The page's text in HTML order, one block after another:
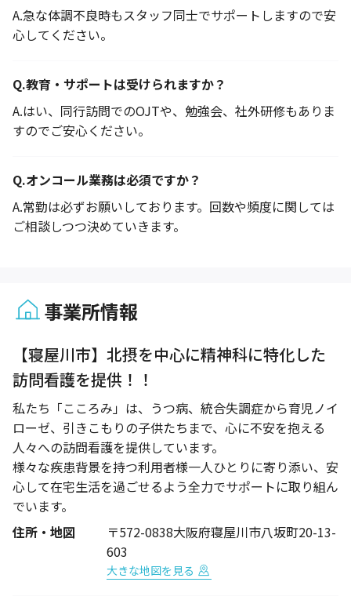
A.急な体調不良時もスタッフ同士でサポートしますので安
心してください。
Q.教育・サポートは受けられますか？
A.はい、同行訪問でのOJTや、勉強会、社外研修もありま
すのでご安心ください。
Q.オンコール業務は必須ですか？
A.常勤は必ずお願いしております。回数や頻度に関しては
ご相談しつつ決めていきます。
事業所情報
【寝屋川市】北摂を中心に精神科に特化した
訪問看護を提供！！
私たち「こころみ」は、うつ病、統合失調症から育児ノイ
ローゼ、引きこもりの子供たちまで、心に不安を抱える
人々への訪問看護を提供しています。
様々な疾患背景を持つ利用者様一人ひとりに寄り添い、安
心して在宅生活を過ごせるよう全力でサポートに取り組ん
でいます。
住所・地図
〒572-0838大阪府寝屋川市八坂町20-13-
603
大きな地図を見る